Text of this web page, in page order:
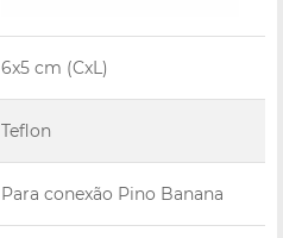
6x5 cm (CxL)
Teflon
Para conexão Pino Banana